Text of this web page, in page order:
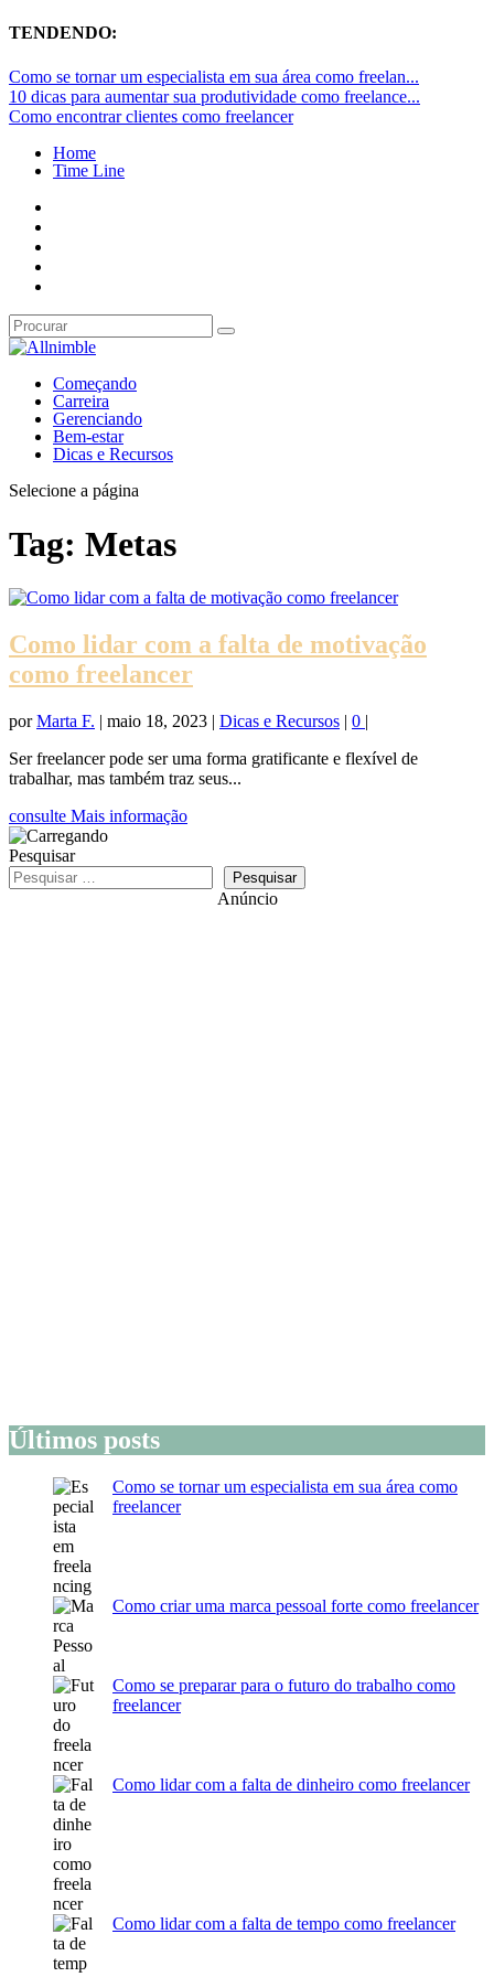
TENDENDO:
Como se tornar um especialista em sua área como freelan...
10 dicas para aumentar sua produtividade como freelance...
Como encontrar clientes como freelancer
Home
Time Line
Começando
Carreira
Gerenciando
Bem-estar
Dicas e Recursos
Selecione a página
Tag: Metas
Como lidar com a falta de motivação
como freelancer
porMarta F. | maio 18, 2023 | Dicas e Recursos | 0 |
Ser freelancer pode ser uma forma gratificante e flexível de
trabalhar, mas também traz seus...
consulte Mais informação
Pesquisar
Pesquisar
Anúncio
Últimos posts
Como se tornar um especialista em sua área como
freelancer
Como criar uma marca pessoal forte como freelancer
Como se preparar para o futuro do trabalho como
freelancer
Como lidar com a falta de dinheiro como freelancer
Como lidar com a falta de tempo como freelancer